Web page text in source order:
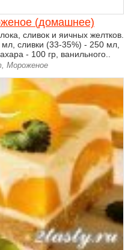
(домашнее)
сливок и яичных желтков.
сливки (33-35%) - 250 мл,
- 100 гр, ванильного..
Мороженое